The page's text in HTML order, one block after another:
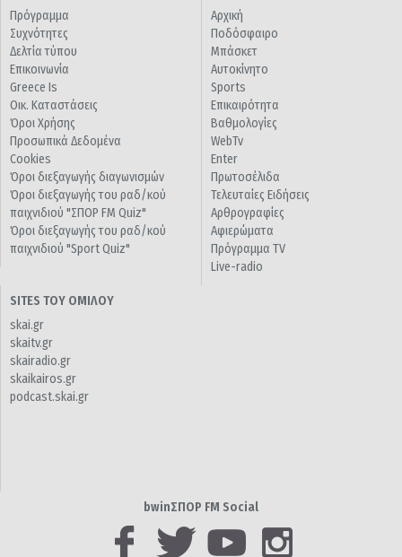
Πρόγραμμα
Συχνότητες
Δελτία τύπου
Επικοινωνία
Greece Is
Οικ. Καταστάσεις
Όροι Χρήσης
Προσωπικά Δεδομένα
Cookies
Όροι διεξαγωγής διαγωνισμών
Όροι διεξαγωγής του ραδ/κού
παιχνιδιού "ΣΠΟΡ FM Quiz"
Όροι διεξαγωγής του ραδ/κού
παιχνιδιού "Sport Quiz"
Αρχική
Ποδόσφαιρο
Μπάσκετ
Αυτοκίνητο
Sports
Επικαιρότητα
Βαθμολογίες
WebTv
Enter
Πρωτοσέλιδα
Τελευταίες Ειδήσεις
Αρθρογραφίες
Αφιερώματα
Πρόγραμμα TV
Live-radio
SITES ΤΟΥ ΟΜΙΛΟΥ
skai.gr
skaitv.gr
skairadio.gr
skaikairos.gr
podcast.skai.gr
bwinΣΠΟΡ FM Social